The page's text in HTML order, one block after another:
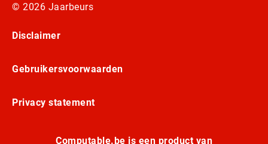
© 2026 Jaarbeurs
Disclaimer
Gebruikersvoorwaarden
Privacy statement
Computable.be is een product van